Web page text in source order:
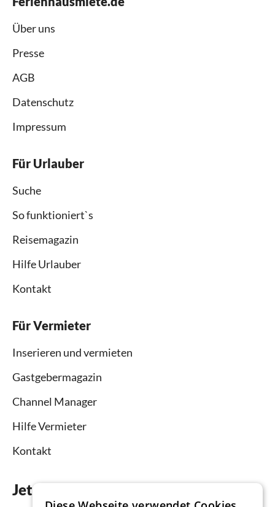
Über uns
Presse
AGB
Datenschutz
Impressum
Für Urlauber
Suche
So funktioniert`s
Reisemagazin
Hilfe Urlauber
Kontakt
Für Vermieter
Inserieren und vermieten
Gastgebermagazin
Channel Manager
Hilfe Vermieter
Kontakt
Jetzt die App downloaden